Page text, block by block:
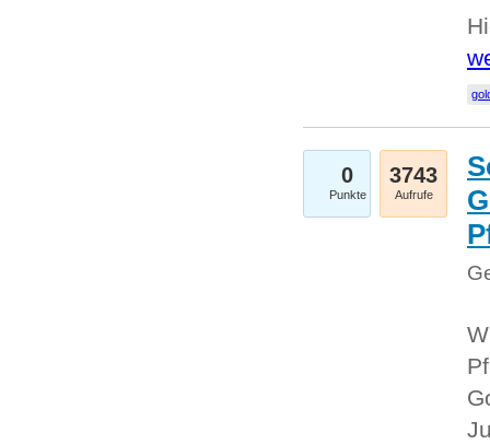
0
Punkte
3743
Aufrufe